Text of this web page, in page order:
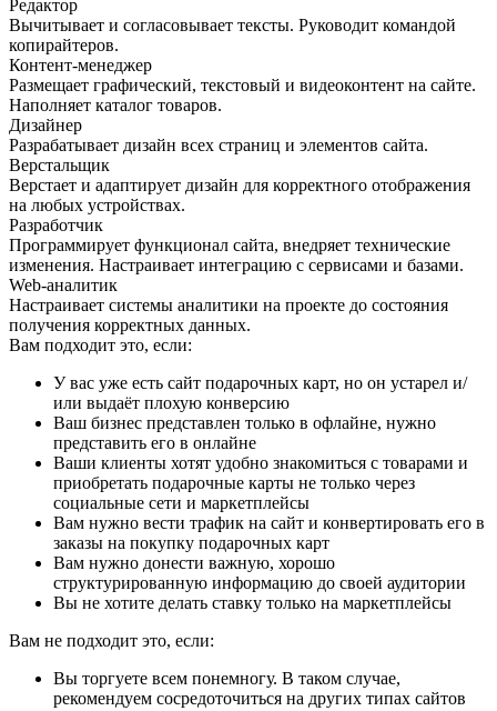
Редактор
Вычитывает и согласовывает тексты. Руководит командой
копирайтеров.
Контент-менеджер
Размещает графический, текстовый и видеоконтент на сайте.
Наполняет каталог товаров.
Дизайнер
Разрабатывает дизайн всех страниц и элементов сайта.
Верстальщик
Верстает и адаптирует дизайн для корректного отображения
на любых устройствах.
Разработчик
Программирует функционал сайта, внедряет технические
изменения. Настраивает интеграцию с сервисами и базами.
Web-аналитик
Настраивает системы аналитики на проекте до состояния
получения корректных данных.
Вам подходит это, если:
У вас уже есть сайт подарочных карт, но он устарел и/
или выдаёт плохую конверсию
Ваш бизнес представлен только в офлайне, нужно
представить его в онлайне
Ваши клиенты хотят удобно знакомиться с товарами и
приобретать подарочные карты не только через
социальные сети и маркетплейсы
Вам нужно вести трафик на сайт и конвертировать его в
заказы на покупку подарочных карт
Вам нужно донести важную, хорошо
структурированную информацию до своей аудитории
Вы не хотите делать ставку только на маркетплейсы
Вам не подходит это, если:
Вы торгуете всем понемногу. В таком случае,
рекомендуем сосредоточиться на других типах сайтов